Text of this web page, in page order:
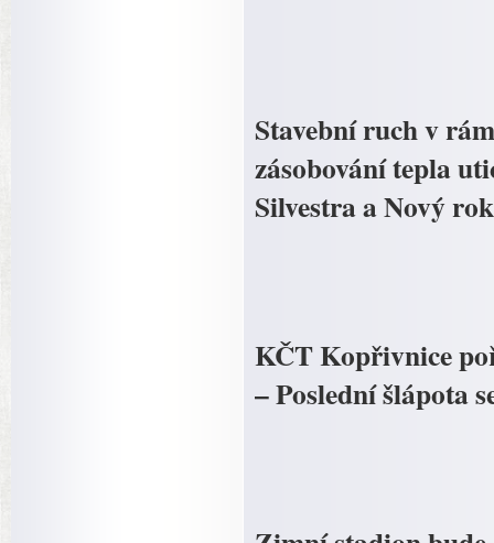
Stavební ruch v
zásobování tepla
Silvestra a Nový
KČT Kopřivnice
– Poslední šlápota